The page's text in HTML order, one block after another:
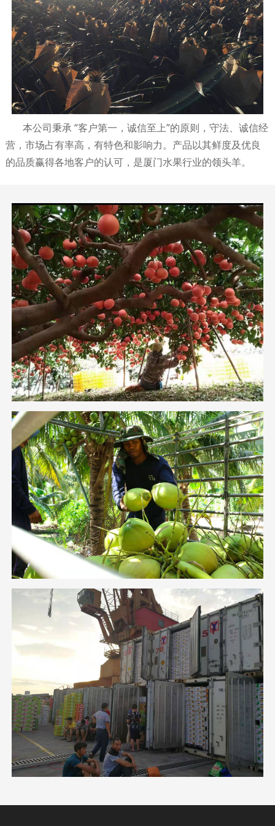
本公司秉承 “客户第一，诚信至上”的原则，守法、诚信经
营，市场占有率高，有特色和影响力。产品以其鲜度及优良
的品质赢得各地客户的认可，是厦门水果行业的领头羊。